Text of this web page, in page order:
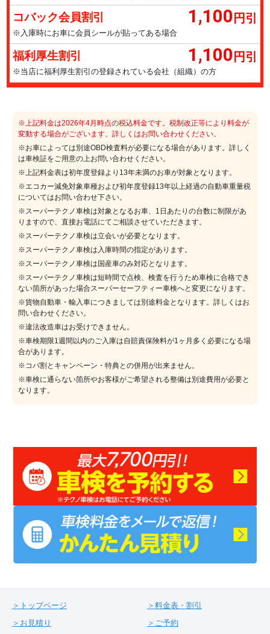
コバック会員割引
※入庫時にお車に会員シールが貼ってある場合
1,100円引
福利厚生割引
※当店に福利厚生割引の登録されている会社（組織）の方
1,100円引
※上記料金は2026年4月時点の税込料金です。税制改正等により料金が
変動する場合がございます。詳しくはお問い合わせください。
※お車によっては別途OBD検査料が必要になる場合があります。詳しく
は車検証をご用意の上お問い合わせください。
※上記料金表は初年度登録より13年未満のお車が対象となります。
※エコカー減免対象車種および初年度登録13年以上経過の自動車重量税
についてはお問い合わせ下さい。
※スーパーテクノ車検は対象となるお車、1日あたりの台数に制限があ
りますので、直接お電話にてご相談させていただきます。
※スーパーテクノ車検は立会いが必要となります。
※スーパーテクノ車検は入庫時間の指定があります。
※スーパーテクノ車検は国産車のみ対応となります。
※スーパーテクノ車検は短時間で点検、検査を行うため車検に合格でき
ない箇所があった場合スーパーセーフティー車検へと変更になります。
※貨物自動車・輸入車につきましては別途料金となります。詳しくはお
問い合わせください。
※違法改造車はお受けできません。
※車検期限1週間以内のご入庫は自賠責保険料が1ヶ月多く必要になる場
合があります。
※コバ割とキャンペーン・特典との併用が出来ません。
※車検に通らない箇所やお客様がご希望される整備は別途費用が必要と
なります。
トップページ
料金表・割引
お見積り
ご予約